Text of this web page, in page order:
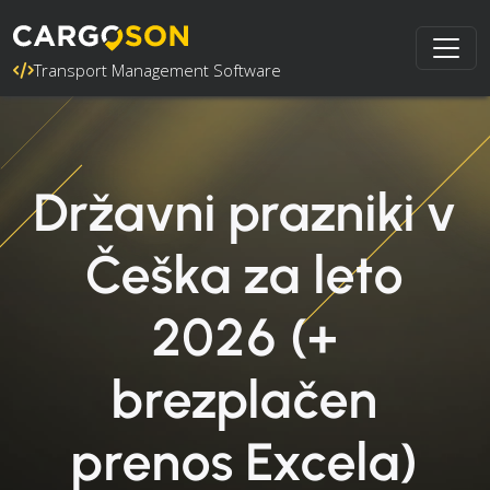
Transport Management Software
Državni prazniki v
Češka za leto
2026 (+
brezplačen
prenos Excela)